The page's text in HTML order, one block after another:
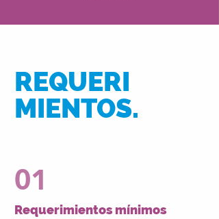
REQUERI
MIENTOS.
01
Requerimientos mínimos